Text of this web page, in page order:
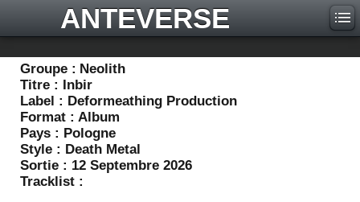
ANTEVERSE
Groupe : Neolith
Titre : Inbir
Label : Deformeathing Production
Format : Album
Pays : Pologne
Style : Death Metal
Sortie : 12 Septembre 2026
Tracklist :